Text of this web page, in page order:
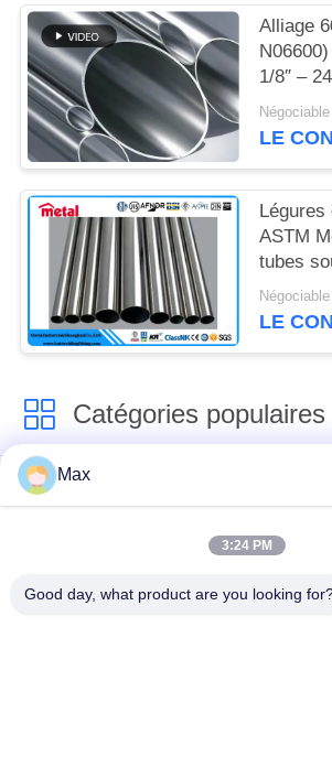
MPa
Alliage
1/8″ –
Pétrole
(2 000
LE
Légures
ASTM
tubes
LE
Catégories populaires
Tuyau d'alliage de
superbe
tuyau d'acier
Max
3:24 PM
Good day, what product are you looking